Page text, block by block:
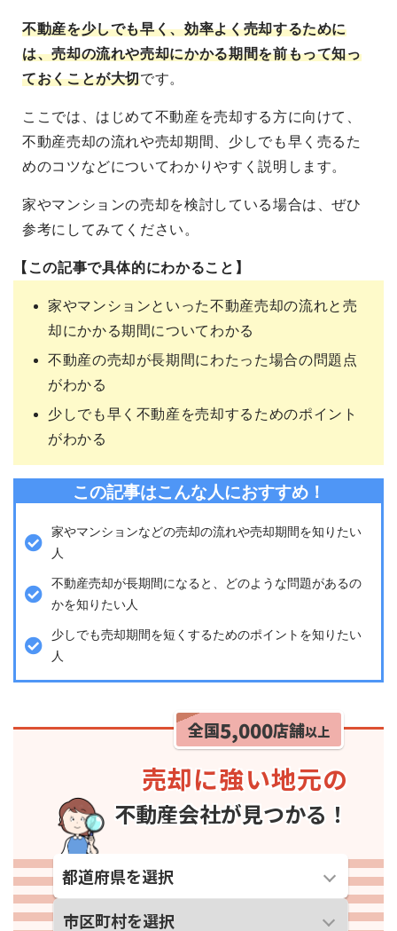
不動産を少しでも早く、効率よく売却するために
は、売却の流れや売却にかかる期間を前もって知っ
ておくことが大切です。
ここでは、はじめて不動産を売却する方に向けて、
不動産売却の流れや売却期間、少しでも早く売るた
めのコツなどについてわかりやすく説明します。
家やマンションの売却を検討している場合は、ぜひ
参考にしてみてください。
【この記事で具体的にわかること】
家やマンションといった不動産売却の流れと売
却にかかる期間についてわかる
不動産の売却が長期間にわたった場合の問題点
がわかる
少しでも早く不動産を売却するためのポイント
がわかる
この記事はこんな人におすすめ！
家やマンションなどの売却の流れや売却期間を知りたい
人
不動産売却が長期間になると、どのような問題があるの
かを知りたい人
少しでも売却期間を短くするためのポイントを知りたい
人